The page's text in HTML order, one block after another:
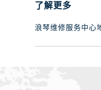
河
内
了解更多
浪琴维修服务中心